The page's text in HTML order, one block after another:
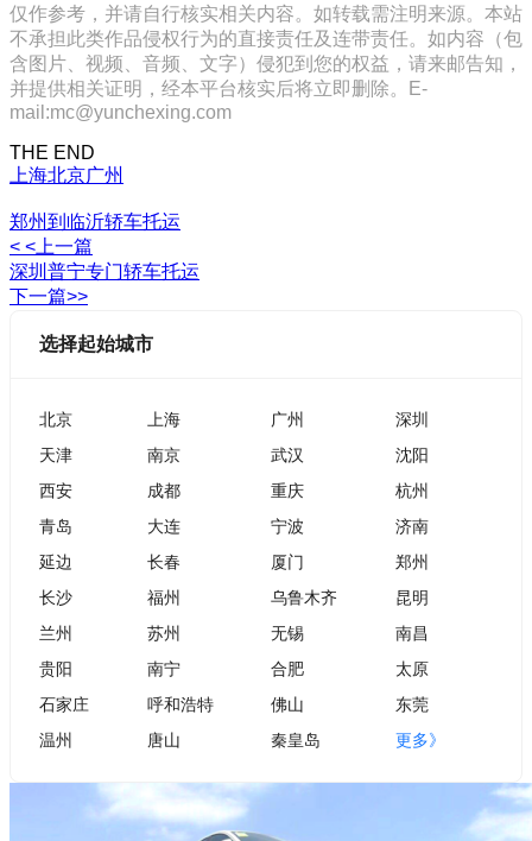
仅作参考，并请自行核实相关内容。如转载需注明来源。本站
不承担此类作品侵权行为的直接责任及连带责任。如内容（包
含图片、视频、音频、文字）侵犯到您的权益，请来邮告知，
并提供相关证明，经本平台核实后将立即删除。E-
mail:mc@yunchexing.com
THE END
上海北京广州
郑州到临沂轿车托运
< <上一篇
深圳普宁专门轿车托运
下一篇>>
选择起始城市
北京 上海 广州
深圳
天津
南京 武汉
沈阳
西安
成都 重庆
杭州
青岛
大连 宁波
济南
延边
长春 厦门
郑州
长沙
福州 乌鲁木齐
昆明
兰州
苏州 无锡
南昌
贵阳
南宁 合肥
太原
石家庄
呼和浩特 佛山
东莞
温州
唐山 秦皇岛 更多》